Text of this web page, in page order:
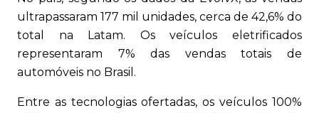
ultrapassaram 177 mil unidades, cerca de 42,6% do
total na Latam. Os veículos eletrificados
representaram 7% das vendas totais de
automóveis no Brasil.
Entre as tecnologias ofertadas, os veículos 100%